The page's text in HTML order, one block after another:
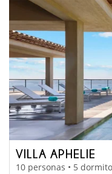
VILLA APHELIE
10 personas • 5